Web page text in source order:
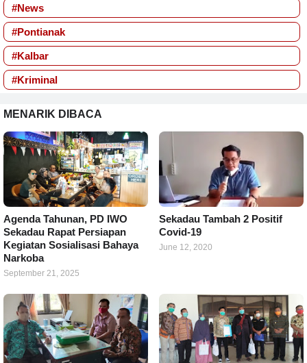
#News
#Pontianak
#Kalbar
#Kriminal
MENARIK DIBACA
Agenda Tahunan, PD IWO
Sekadau Rapat Persiapan
Kegiatan Sosialisasi Bahaya
Narkoba
September 21, 2025
Sekadau Tambah 2 Positif
Covid-19
June 12, 2020